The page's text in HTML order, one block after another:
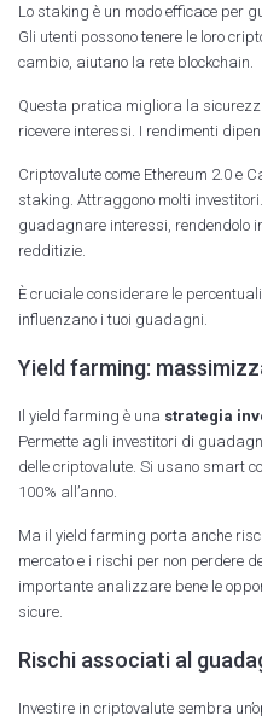
Lo staking è un modo efficace per
Gli utenti possono tenere le loro
cambio, aiutano la rete blockchain.
Questa pratica migliora la
ricevere interessi. I rendimenti
Criptovalute come Ethereum 2.0 e
staking. Attraggono molti
guadagnare interessi, rendendolo
redditizie.
È cruciale considerare le
influenzano i tuoi guadagni.
Yield farming:
Il yield farming è una strategia
Permette agli investitori di
delle criptovalute. Si usano smart
100% all’anno.
Ma il yield farming porta anche
mercato e i rischi per non perdere
importante analizzare bene le
sicure.
Rischi associati al
Investire in criptovalute sembra